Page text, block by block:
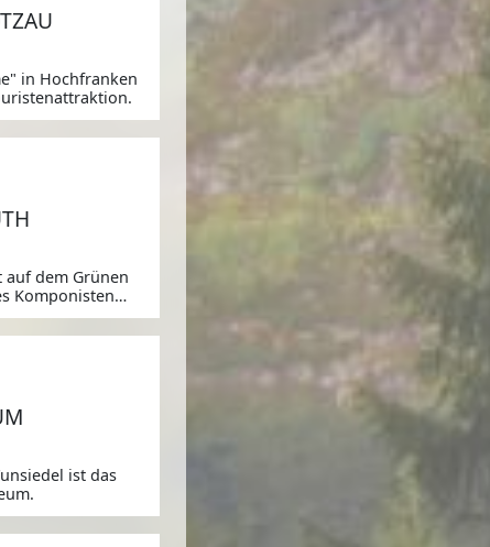
in Hochfranken
auf dem Grünen
Komponisten
ist das